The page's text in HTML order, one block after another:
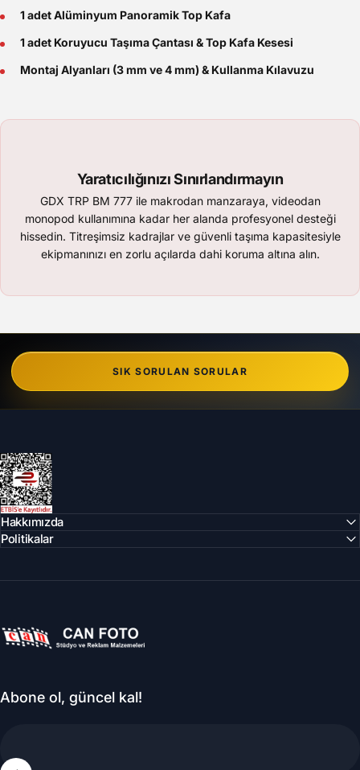
1 adet Alüminyum Panoramik Top Kafa
1 adet Koruyucu Taşıma Çantası & Top Kafa Kesesi
Montaj Alyanları (3 mm ve 4 mm) & Kullanma Kılavuzu
Yaratıcılığınızı Sınırlandırmayın
GDX TRP BM 777 ile makrodan manzaraya, videodan
monopod kullanımına kadar her alanda profesyonel desteği
hissedin. Titreşimsiz kadrajlar ve güvenli taşıma kapasitesiyle
ekipmanınızı en zorlu açılarda dahi koruma altına alın.
SIK SORULAN SORULAR
Can Foto Stüdyo ve Reklam Malzemeleri
Hakkımızda
Politikalar
Can Foto Stüdyo ve Reklam Malzemeleri
Abone ol, güncel kal!